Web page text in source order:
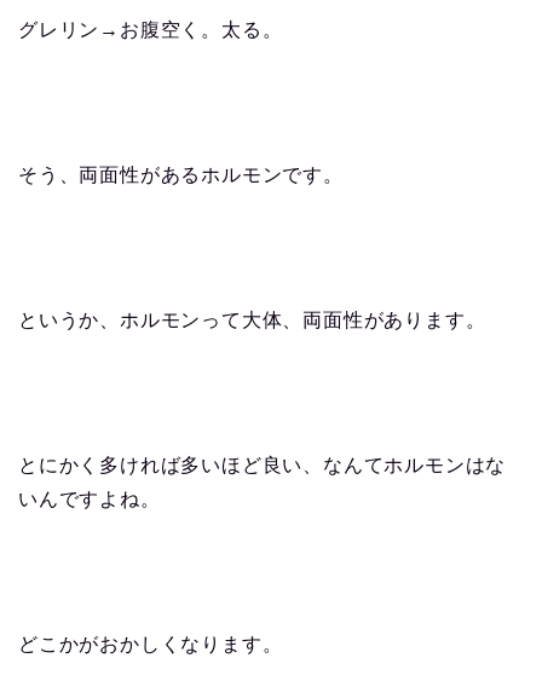
グレリン→お腹空く。太る。
そう、両面性があるホルモンです。
というか、ホルモンって大体、両面性があります。
とにかく多ければ多いほど良い、なんてホルモンはな
いんですよね。
どこかがおかしくなります。